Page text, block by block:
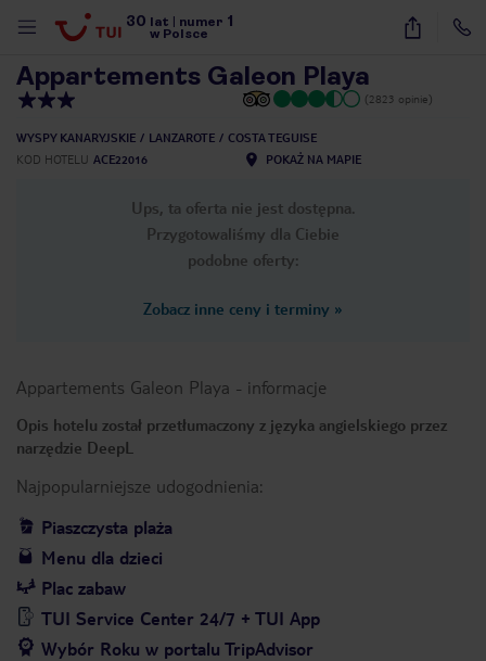
30 lat numer 1
w Polsce
25
Appartements Galeon Playa
(2823 opinie)
WYSPY KANARYJSKIE LANZAROTE
COSTA TEGUISE
KOD HOTELU ACE22016 POKAŻ NA MAPIE
Ups, ta oferta nie jest dostępna.
Przygotowaliśmy dla Ciebie
podobne oferty:
Zobacz inne ceny i terminy »
Appartements Galeon Playa - informacje
Opis hotelu został przetłumaczony z języka angielskiego przez
narzędzie DeepL
Najpopularniejsze udogodnienia:
Piaszczysta plaża
Menu dla dzieci
Plac zabaw
TUI Service Center 24/7 + TUI App
Wybór Roku w portalu TripAdvisor